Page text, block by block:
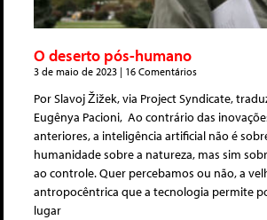
O deserto pós-humano
3 de maio de 2023 16 Comentários
Por Slavoj Žižek, via Project Syndicate,
Eugênya Pacioni, Ao contrário das
anteriores, a inteligência artificial não é
humanidade sobre a natureza, mas sim
ao controle. Quer percebamos ou não, a
antropocêntrica que a tecnologia permite
lugar